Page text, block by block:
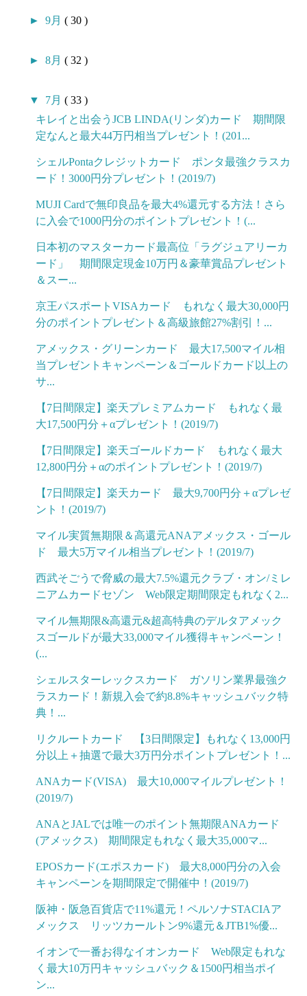
►9月( 30 )
►8月( 32 )
▼ 7月( 33 )
キレイと出会うJCB LINDA(リンダ)カード 期間限
定なんと最大44万円相当プレゼント！(201...
シェルPontaクレジットカード ポンタ最強クラスカ
ード！3000円分プレゼント！(2019/7)
MUJI Cardで無印良品を最大4%還元する方法！さら
に入会で1000円分のポイントプレゼント！(...
日本初のマスターカード最高位「ラグジュアリーカ
ード」 期間限定現金10万円＆豪華賞品プレゼント
＆スー...
京王パスポートVISAカード もれなく最大30,000円
分のポイントプレゼント＆高級旅館27%割引！...
アメックス・グリーンカード 最大17,500マイル相
当プレゼントキャンペーン＆ゴールドカード以上の
サ...
【7日間限定】楽天プレミアムカード もれなく最
大17,500円分＋αプレゼント！(2019/7)
【7日間限定】楽天ゴールドカード もれなく最大
12,800円分＋αのポイントプレゼント！(2019/7)
【7日間限定】楽天カード 最大9,700円分＋αプレゼ
ント！(2019/7)
マイル実質無期限＆高還元ANAアメックス・ゴール
ド 最大5万マイル相当プレゼント！(2019/7)
西武そごうで脅威の最大7.5%還元クラブ・オン/ミレ
ニアムカードセゾン Web限定期間限定もれなく2...
マイル無期限&高還元&超高特典のデルタアメック
スゴールドが最大33,000マイル獲得キャンペーン！
(...
シェルスターレックスカード ガソリン業界最強ク
ラスカード！新規入会で約8.8%キャッシュバック特
典！...
リクルートカード 【3日間限定】もれなく13,000円
分以上＋抽選で最大3万円分ポイントプレゼント！...
ANAカード(VISA) 最大10,000マイルプレゼント！
(2019/7)
ANAとJALでは唯一のポイント無期限ANAカード
(アメックス) 期間限定もれなく最大35,000マ...
EPOSカード(エポスカード) 最大8,000円分の入会
キャンペーンを期間限定で開催中！(2019/7)
阪神・阪急百貨店で11%還元！ペルソナSTACIAア
メックス リッツカールトン9%還元＆JTB1%優...
イオンで一番お得なイオンカード Web限定もれな
く最大10万円キャッシュバック＆1500円相当ポイ
ン...